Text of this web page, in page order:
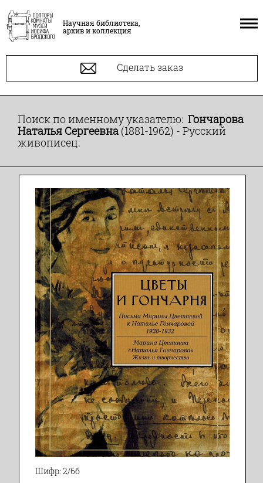
Научная библиотека,
архив и коллекция
Сделать заказ
Поиск по именному указателю: Гончарова
Наталья Сергеевна (1881-1962) - Русский
живописец.
Шифр: 2/6б